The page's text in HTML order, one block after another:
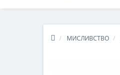
МИСЛИВСТВО